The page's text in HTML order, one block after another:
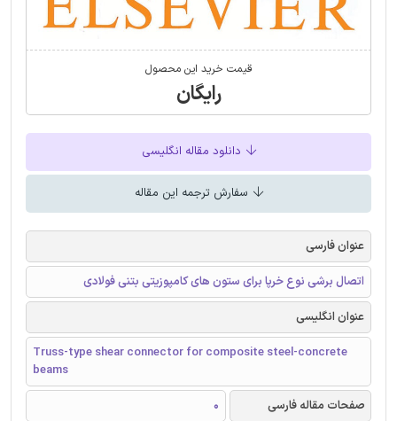
قیمت خرید این محصول
رایگان
دانلود مقاله انگلیسی
سفارش ترجمه این مقاله
عنوان فارسی
اتصال برشی نوع خرپا برای ستون های کامپوزیتی بتنی فولادی
عنوان انگلیسی
Truss-type shear connector for composite steel-concrete
beams
صفحات مقاله فارسی
0